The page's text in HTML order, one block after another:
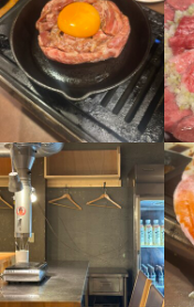
この仕事のおす
【未経験からの成長を
資格取得支援や独立支
輩も多数在籍していま
卒・フリーターの方も
おり、オープニングス
【成果はしっかり給与
昇給制度があるほか、
イル、ピアスも自由な
内で通勤もラクラクです
【柔軟なシフトでプライ
週1日からの勤務やダブ
しっかり考慮しますの
イフスタイルに合わせ
身に付くスキル
盛り付け技術 肉の知識 サ